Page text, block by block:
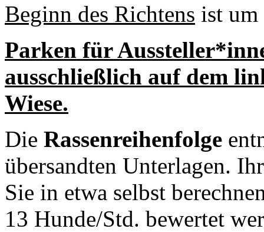
Beginn des Richtens ist
Parken für
ausschließlich auf dem
Wiese.
Die Rassenreihenfolge
übersandten Unterlagen.
Sie in etwa selbst
13 Hunde/Std. bewertet